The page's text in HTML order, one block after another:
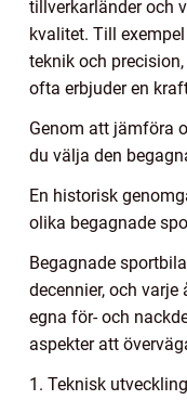
tillverkarländer och
kvalitet. Till
teknik och
ofta erbjuder en
Genom att jämföra
du välja den
En historisk
olika begagnade
Begagnade
decennier, och
egna för- och
aspekter att
1. Teknisk